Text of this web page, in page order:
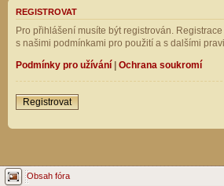
REGISTROVAT
Pro přihlášení musíte být registrován.
s našimi podmínkami pro použití a s dalšími
Podmínky pro užívání | Ochrana soukromí
Registrovat
Obsah fóra